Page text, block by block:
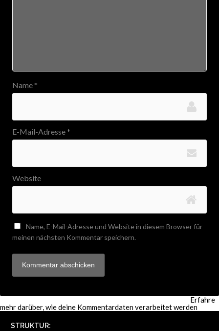
Name *
E-Mail-Adresse *
Website
Name, E-Mail-Adresse und Website in diesem Browser für
meinen nächsten Kommentar speichern.
Diese Website verwendet Akismet, um Spam zu reduzieren.Erfahre
mehr darüber, wie deine Kommentardaten verarbeitet werden.
STRUKTUR: